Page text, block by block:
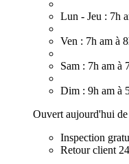
Lun - Jeu : 7h
Ven : 7h am à
Sam : 7h am à
Dim : 9h am à
Ouvert aujourd'hui
Inspection
Retour client